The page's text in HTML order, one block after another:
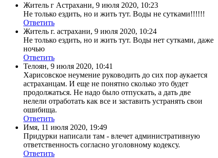
Житель г Астрахани, 9 июля 2020, 10:23
Не только ездить, но и жить тут. Воды не сутками!!!!!!
Ответить
Житель г. астрахани, 9 июля 2020, 10:24
Не только ездить, но и жить тут. Воды нет сутками, даже
ночью
Ответить
Телоян, 9 июля 2020, 10:41
Харисовское неумение руководить до сих пор аукается
астраханцам. И еще не понятно сколько это будет
продолжаться. Не надо было отпускать, а дать две
нелели отработать как все и заставить устранять свои
ошибища.
Ответить
Имя, 11 июля 2020, 19:49
Придурки написали там - влечет административную
ответственность согласно уголовному кодексу.
Ответить